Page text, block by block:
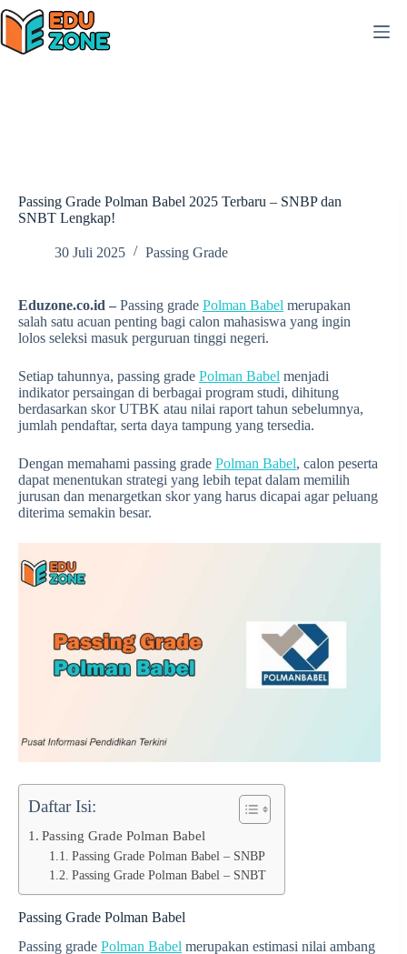
Skip
to
content
Passing Grade Polman Babel 2025 Terbaru – SNBP dan
SNBT Lengkap!
30 Juli 2025 Passing Grade
Eduzone.co.id – Passing grade Polman Babel merupakan
salah satu acuan penting bagi calon mahasiswa yang ingin
lolos seleksi masuk perguruan tinggi negeri.
Setiap tahunnya, passing grade Polman Babel menjadi
indikator persaingan di berbagai program studi, dihitung
berdasarkan skor UTBK atau nilai raport tahun sebelumnya,
jumlah pendaftar, serta daya tampung yang tersedia.
Dengan memahami passing grade Polman Babel, calon peserta
dapat menentukan strategi yang lebih tepat dalam memilih
jurusan dan menargetkan skor yang harus dicapai agar peluang
diterima semakin besar.
Daftar Isi:
Passing Grade Polman Babel
Passing Grade Polman Babel – SNBP
Passing Grade Polman Babel – SNBT
Passing Grade Polman Babel
Passing grade Polman Babel merupakan estimasi nilai ambang